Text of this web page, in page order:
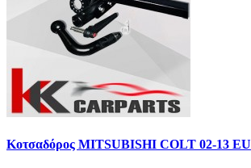
Κοτσαδόρος MITSUBISHI COLT 02-13 EU